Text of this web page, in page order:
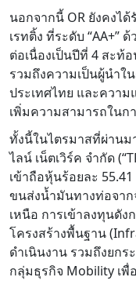
นอกจากนี้ OR ยังคงไ
เรทติ้ง ที่ระดับ “AA+”
ต่อเนื่องเป็นปีที่ 4 สะท้
รวมถึงความเป็นผู้นำ
ประเทศไทย และควา
เพิ่มความสามารถในก
ทั้งนี้ในไตรมาสที่ผ่านม
ไลน์ เน็ตเวิร์ค จำกัด
เข้าถือหุ้นร้อยละ
ขนส่งน้ำมันทางท่อจาก
เหนือ การเข้าลงทุนดัง
โครงสร้างพื้นฐาน
ดำเนินงาน รวมถึงยก
กลุ่มธุรกิจ Mobility เพื่